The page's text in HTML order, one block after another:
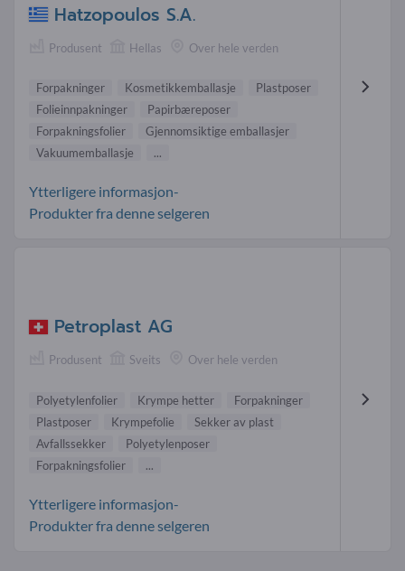
Hatzopoulos S.A.
Produsent Hellas Over hele verden
Forpakninger Kosmetikkemballasje
Plastposer
Folieinnpakninger
Papirbæreposer
Forpakningsfolier
Gjennomsiktige emballasjer
Vakuumemballasje
...
Ytterligere informasjon-
Produkter fra denne selgeren
Petroplast AG
Produsent Sveits Over hele verden
Polyetylenfolier Krympe hetter
Forpakninger
Plastposer
Krympefolie
Sekker av plast
Avfallssekker
Polyetylenposer
Forpakningsfolier
...
Ytterligere informasjon-
Produkter fra denne selgeren